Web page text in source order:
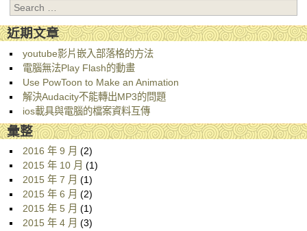
Search
近期文章
youtube影片嵌入部落格的方法
電腦無法Play Flash的動畫
Use PowToon to Make an Animation
解決Audacity不能轉出MP3的問題
ios載具與電腦的檔案資料互傳
彙整
2016 年 9 月 (2)
2015 年 10 月 (1)
2015 年 7 月 (1)
2015 年 6 月 (2)
2015 年 5 月 (1)
2015 年 4 月 (3)